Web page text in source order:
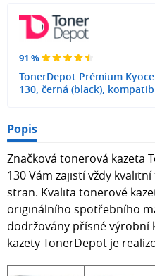
91 %
TonerDepot Prémium
130, černá (black),
Popis
Značková tonerová kazeta
130 Vám zajistí vždy
stran. Kvalita tonerové
originálního spotřebního
dodržovány přísné
kazety TonerDepot je